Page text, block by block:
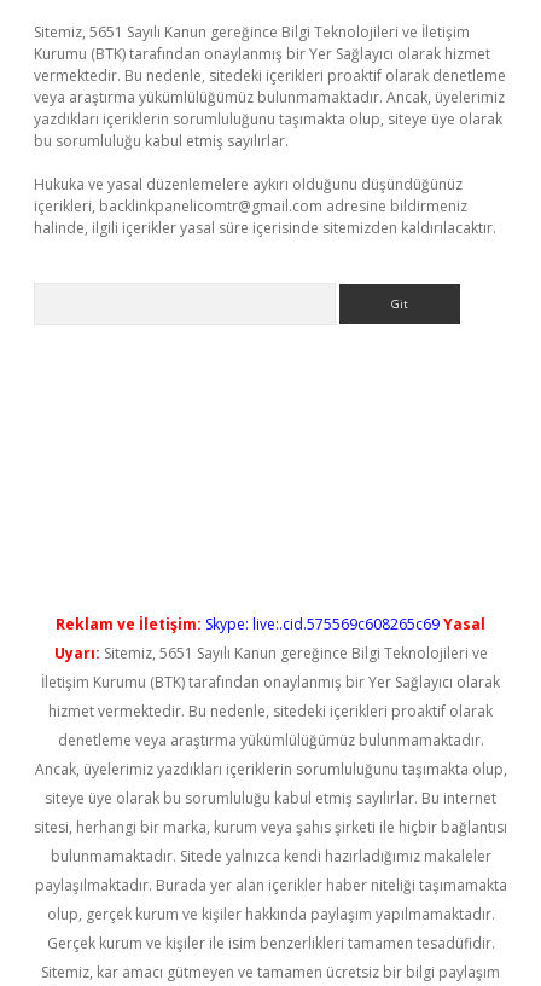
Sitemiz, 5651 Sayılı Kanun gereğince Bilgi Teknolojileri ve İletişim
Kurumu (BTK) tarafından onaylanmış bir Yer Sağlayıcı olarak hizmet
vermektedir. Bu nedenle, sitedeki içerikleri proaktif olarak denetleme
veya araştırma yükümlülüğümüz bulunmamaktadır. Ancak, üyelerimiz
yazdıkları içeriklerin sorumluluğunu taşımakta olup, siteye üye olarak
bu sorumluluğu kabul etmiş sayılırlar.
Hukuka ve yasal düzenlemelere aykırı olduğunu düşündüğünüz
içerikleri, backlinkpanelicomtr@gmail.com adresine bildirmeniz
halinde, ilgili içerikler yasal süre içerisinde sitemizden kaldırılacaktır.
Reklam ve İletişim: Skype: live:.cid.575569c608265c69Yasal
Uyarı: Sitemiz, 5651 Sayılı Kanun gereğince Bilgi Teknolojileri ve
İletişim Kurumu (BTK) tarafından onaylanmış bir Yer Sağlayıcı olarak
hizmet vermektedir. Bu nedenle, sitedeki içerikleri proaktif olarak
denetleme veya araştırma yükümlülüğümüz bulunmamaktadır.
Ancak, üyelerimiz yazdıkları içeriklerin sorumluluğunu taşımakta olup,
siteye üye olarak bu sorumluluğu kabul etmiş sayılırlar. Bu internet
sitesi, herhangi bir marka, kurum veya şahıs şirketi ile hiçbir bağlantısı
bulunmamaktadır. Sitede yalnızca kendi hazırladığımız makaleler
paylaşılmaktadır. Burada yer alan içerikler haber niteliği taşımamakta
olup, gerçek kurum ve kişiler hakkında paylaşım yapılmamaktadır.
Gerçek kurum ve kişiler ile isim benzerlikleri tamamen tesadüfidir.
Sitemiz, kar amacı gütmeyen ve tamamen ücretsiz bir bilgi paylaşım